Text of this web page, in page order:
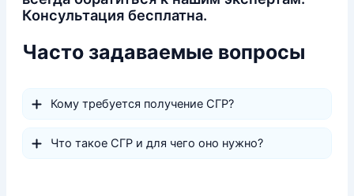
Консультация бесплатна.
Часто задаваемые вопросы
Кому требуется получение СГР?
Что такое СГР и для чего оно нужно?